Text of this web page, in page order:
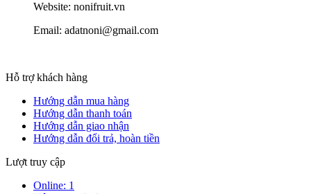
Website: nonifruit.vn
Email: adatnoni@gmail.com
Hỗ trợ khách hàng
Hướng dẫn mua hàng
Hướng dẫn thanh toán
Hướng dẫn giao nhận
Hướng dẫn đổi trả, hoàn tiền
Lượt truy cập
Online: 1